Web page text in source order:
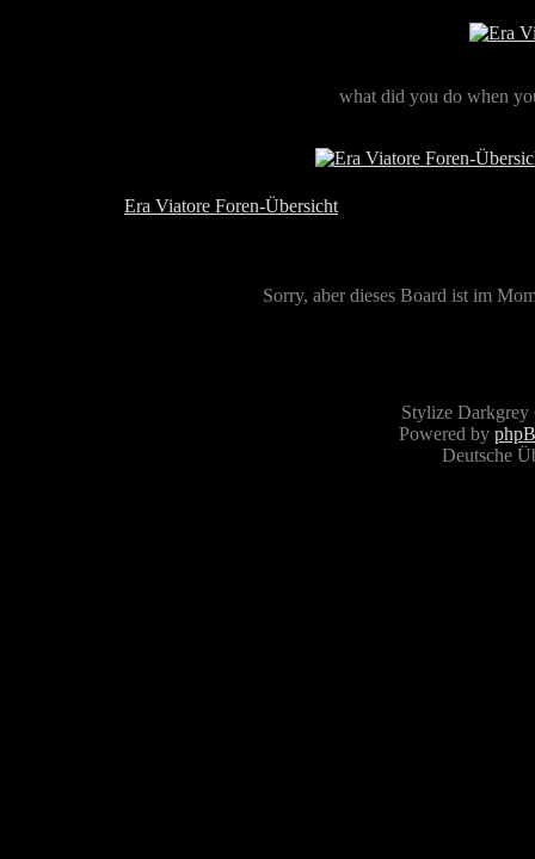
what did you do when
Era Viatore Foren-Übersicht
Sorry, aber dieses Board ist im
Stylize
Powered by
Deutsche